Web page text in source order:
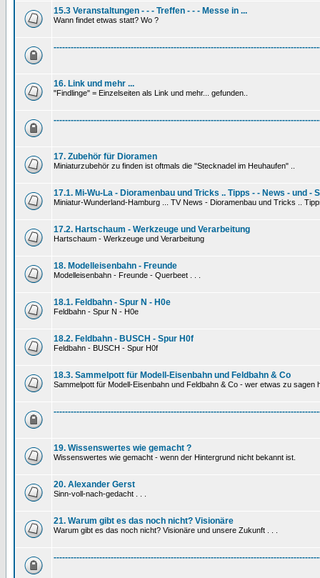
15.3 Veranstaltungen - - - Treffen - - - Messe in ...
Wann findet etwas statt? Wo ?
16. Link und mehr ...
"Findlinge" = Einzelseiten als Link und mehr... gefunden..
17. Zubehör für Dioramen
Miniaturzubehör zu finden ist oftmals die "Stecknadel im Heuhaufen" ..
17.1. Mi-Wu-La - Dioramenbau und Tricks .. Tipps - - News - und -
Miniatur-Wunderland-Hamburg ... TV News - Dioramenbau und Tricks ..
17.2. Hartschaum - Werkzeuge und Verarbeitung
Hartschaum - Werkzeuge und Verarbeitung
18. Modelleisenbahn - Freunde
Modelleisenbahn - Freunde - Querbeet . . .
18.1. Feldbahn - Spur N - H0e
Feldbahn - Spur N - H0e
18.2. Feldbahn - BUSCH - Spur H0f
Feldbahn - BUSCH - Spur H0f
18.3. Sammelpott für Modell-Eisenbahn und Feldbahn & Co
Sammelpott für Modell-Eisenbahn und Feldbahn & Co - wer etwas zu sagen
19. Wissenswertes wie gemacht ?
Wissenswertes wie gemacht - wenn der Hintergrund nicht bekannt ist.
20. Alexander Gerst
Sinn-voll-nach-gedacht . . .
21. Warum gibt es das noch nicht? Visionäre
Warum gibt es das noch nicht? Visionäre und unsere Zukunft . . .